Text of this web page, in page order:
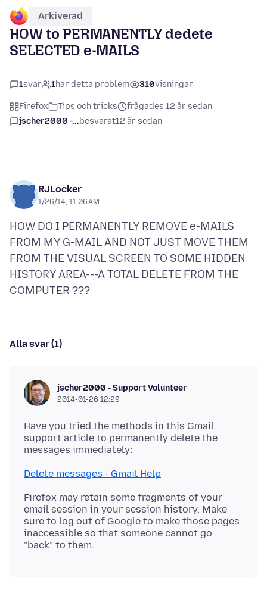
Arkiverad
HOW to PERMANENTLY dedete
SELECTED e-MAILS
1svar 1har detta problem 310visningar
Firefox Tips och tricks
frågades 12 år sedan
jscher2000 -...besvarat12 år sedan
RJLocker
1/26/14, 11:06 AM
HOW DO I PERMANENTLY REMOVE e-MAILS
FROM MY G-MAIL AND NOT JUST MOVE THEM
FROM THE VISUAL SCREEN TO SOME HIDDEN
HISTORY AREA---A TOTAL DELETE FROM THE
Alla svar (1)
jscher2000 - Support Volunteer
2014-01-26 12:29
Have you tried the methods in this Gmail
support article to permanently delete the
Delete messages - Gmail Help
Firefox may retain some fragments of your
email session in your session history. Make
sure to log out of Google to make those pages
inaccessible so that someone cannot go